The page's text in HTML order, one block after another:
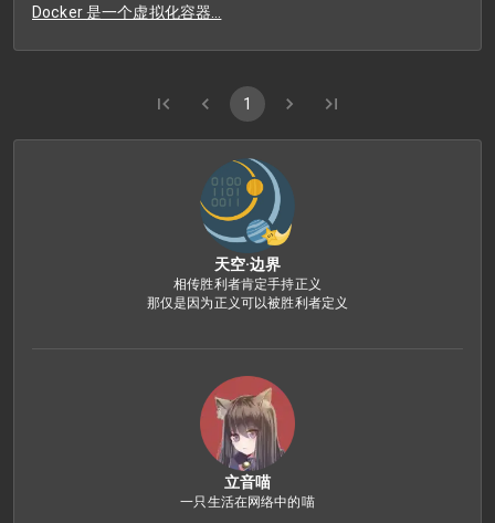
Docker 是一个虚拟化容器…
1
天空·边界
相传胜利者肯定手持正义
那仅是因为正义可以被胜利者定义
立音喵
一只生活在网络中的喵